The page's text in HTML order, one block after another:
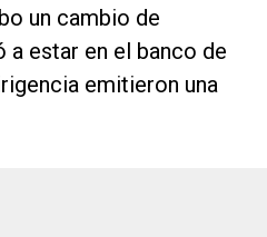
un cambio de
estar en el banco de
emitieron una